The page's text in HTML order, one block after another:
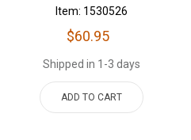
Item: 1530526
$60.95
Shipped in 1-3 days
ADD TO CART